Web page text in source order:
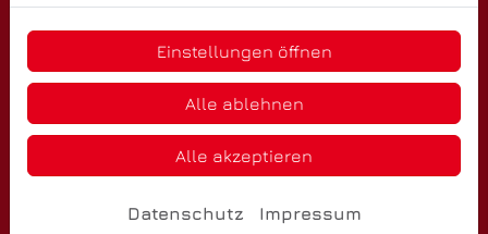
Öffnungszeiten
Montag - Donnerstag:
07:30 - 16:15 Uhr
Freitag:
Einstellungen öffnen
Alle ablehnen
Alle akzeptieren
Datenschutz Impressum